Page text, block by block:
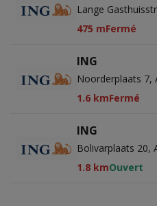
Lange
475 mFermé
ING
Noorderplaats 7,
1.6 kmFermé
ING
Bolivarplaats 20,
1.8 kmOuvert